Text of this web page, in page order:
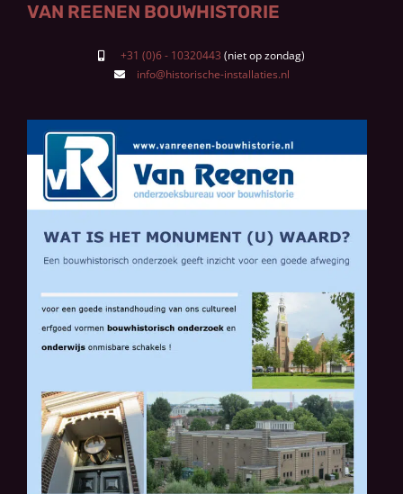
VAN REENEN BOUWHISTORIE
+31 (0)6 - 10320443
info@historische-installaties.nl